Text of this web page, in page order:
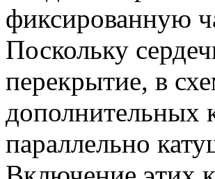
фиксированную
Поскольку
перекрытие, в
дополнительных
параллельно